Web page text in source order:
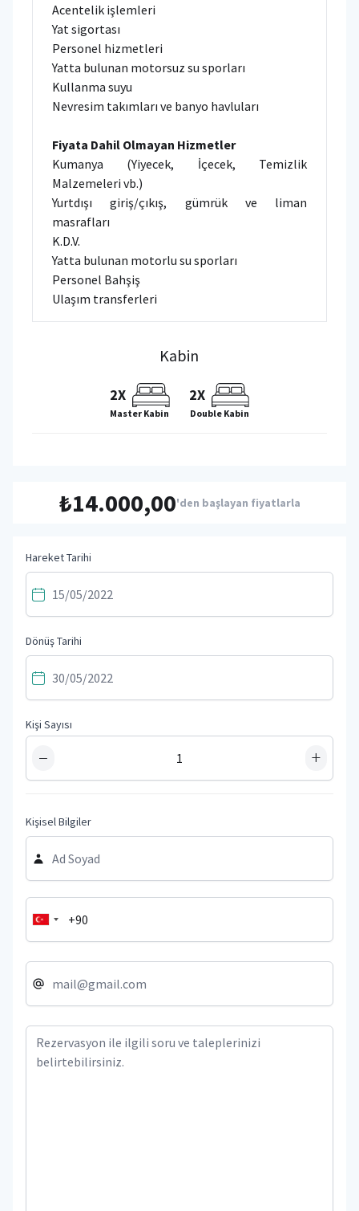
Acentelik işlemleri
Yat sigortası
Personel hizmetleri
Yatta bulunan motorsuz su sporları
Kullanma suyu
Nevresim takımları ve banyo havluları
Fiyata Dahil Olmayan Hizmetler
Kumanya (Yiyecek, İçecek, Temizlik
Malzemeleri vb.)
Yurtdışı giriş/çıkış, gümrük ve liman
masrafları
K.D.V.
Yatta bulunan motorlu su sporları
Personel Bahşiş
Ulaşım transferleri
Kabin
2X
Master Kabin
2X
Double Kabin
₺14.000,00'den başlayan fiyatlarla
Hareket Tarihi
Dönüş Tarihi
Kişi Sayısı
− +
Kişisel Bilgiler